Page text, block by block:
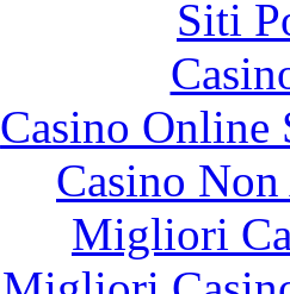
Siti
Casino
Casino
Migliori